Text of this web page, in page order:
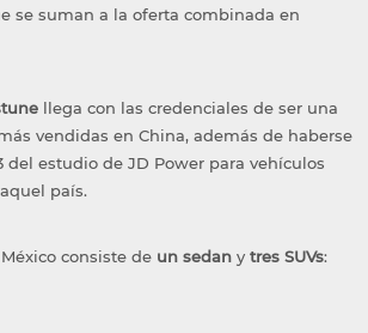
se suman a la oferta combinada en
llega con las credenciales de ser una
vendidas en China, además de haberse
del estudio de JD Power para vehículos
país.
consiste de un sedan y tres SUVs: